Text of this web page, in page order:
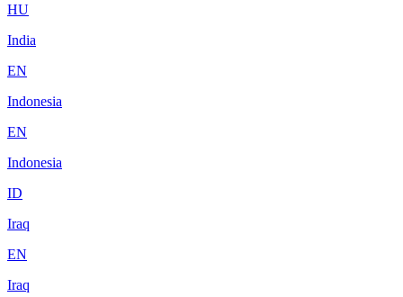
HU
India
EN
Indonesia
EN
Indonesia
ID
Iraq
EN
Iraq